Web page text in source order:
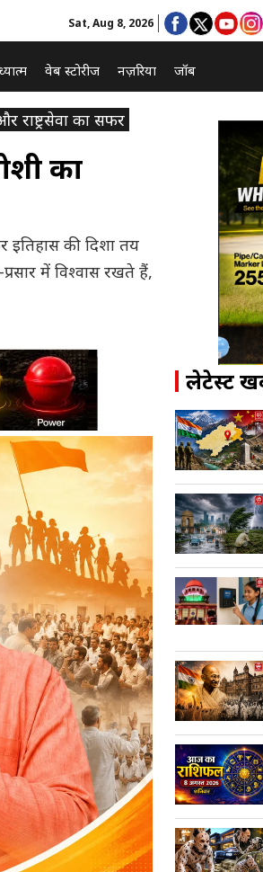
Sat, Aug 8, 2026
वेब स्टोरीज नज़रिया जॉब
राष्ट्रसेवा का सफर
का
इतिहास की दिशा तय
में विश्वास रखते हैं,
लेटेस्ट